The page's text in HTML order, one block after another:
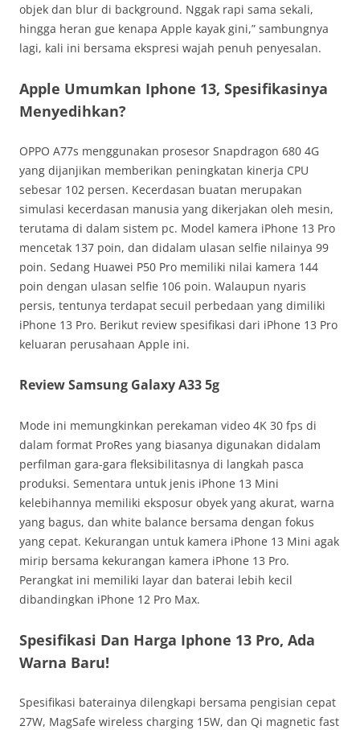
objek dan blur di background. Nggak rapi sama sekali,
hingga heran gue kenapa Apple kayak gini,” sambungnya
lagi, kali ini bersama ekspresi wajah penuh penyesalan.
Apple Umumkan Iphone 13, Spesifikasinya
Menyedihkan?
OPPO A77s menggunakan prosesor Snapdragon 680 4G
yang dijanjikan memberikan peningkatan kinerja CPU
sebesar 102 persen. Kecerdasan buatan merupakan
simulasi kecerdasan manusia yang dikerjakan oleh mesin,
terutama di dalam sistem pc. Model kamera iPhone 13 Pro
mencetak 137 poin, dan didalam ulasan selfie nilainya 99
poin. Sedang Huawei P50 Pro memiliki nilai kamera 144
poin dengan ulasan selfie 106 poin. Walaupun nyaris
persis, tentunya terdapat secuil perbedaan yang dimiliki
iPhone 13 Pro. Berikut review spesifikasi dari iPhone 13 Pro
keluaran perusahaan Apple ini.
Review Samsung Galaxy A33 5g
Mode ini memungkinkan perekaman video 4K 30 fps di
dalam format ProRes yang biasanya digunakan didalam
perfilman gara-gara fleksibilitasnya di langkah pasca
produksi. Sementara untuk jenis iPhone 13 Mini
kelebihannya memiliki eksposur obyek yang akurat, warna
yang bagus, dan white balance bersama dengan fokus
yang cepat. Kekurangan untuk kamera iPhone 13 Mini agak
mirip bersama kekurangan kamera iPhone 13 Pro.
Perangkat ini memiliki layar dan baterai lebih kecil
dibandingkan iPhone 12 Pro Max.
Spesifikasi Dan Harga Iphone 13 Pro, Ada
Warna Baru!
Spesifikasi baterainya dilengkapi bersama pengisian cepat
27W, MagSafe wireless charging 15W, dan Qi magnetic fast